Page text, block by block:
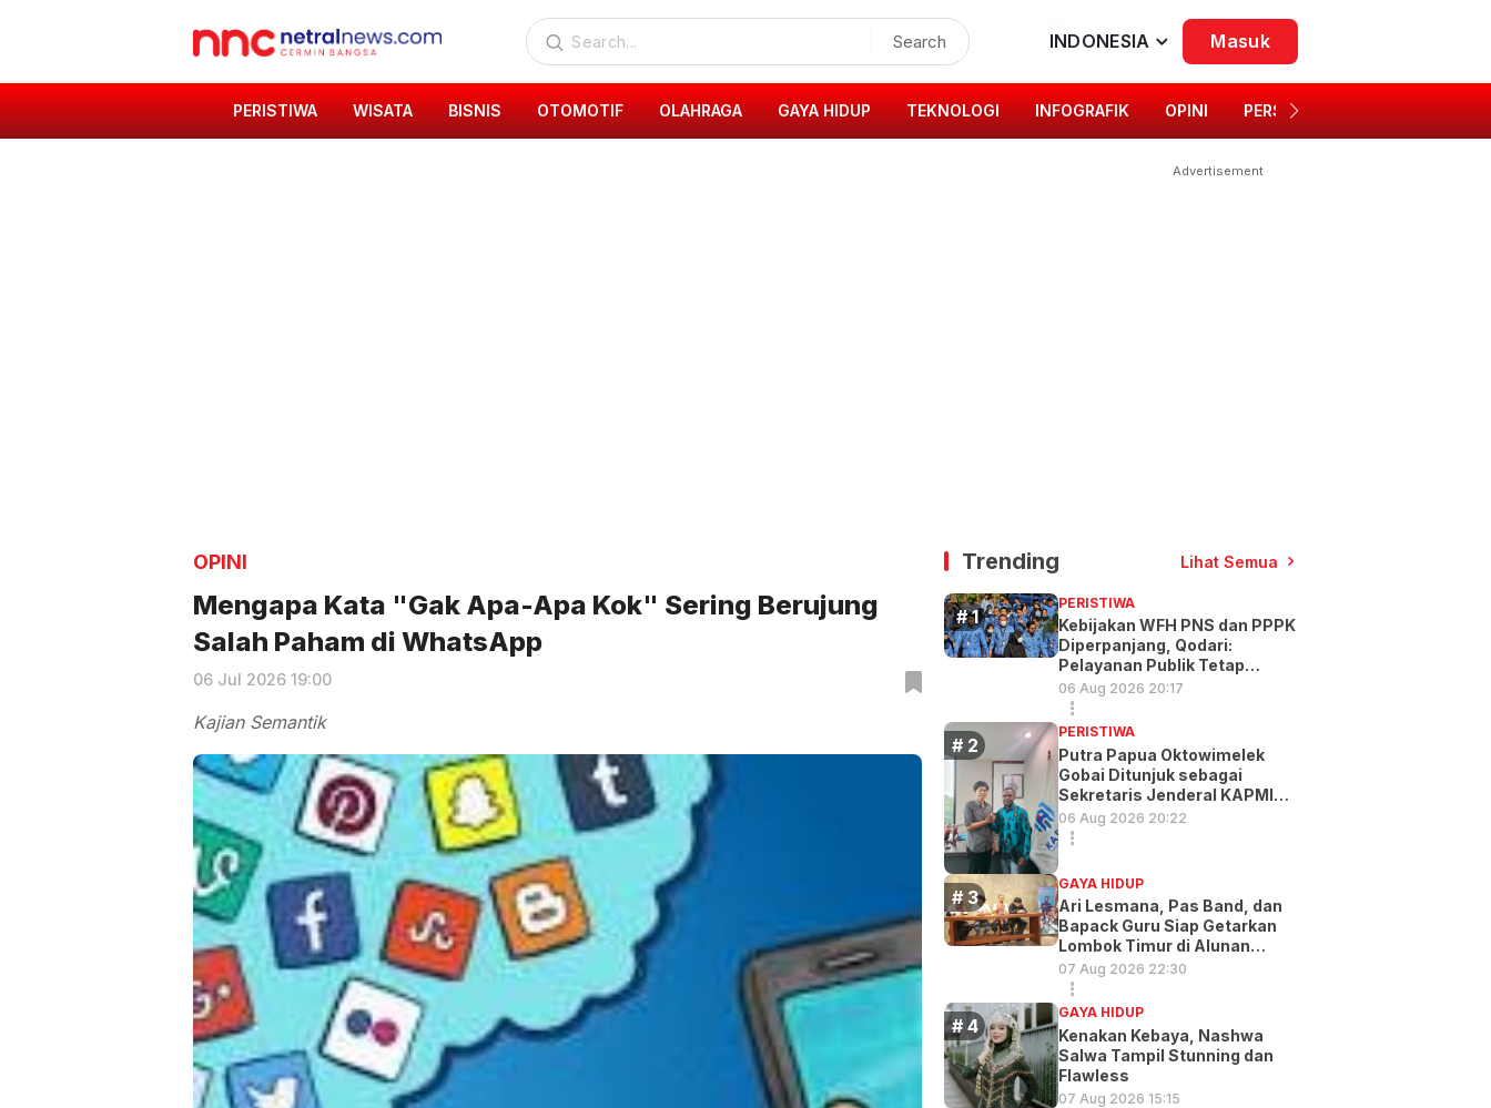
Search INDONESIA Masuk
PERISTIWA WISATA BISNIS OTOMOTIF OLAHRAGA GAYA HIDUP TEKNOLOGI INFOGRAFIK OPINI PERSONA
Advertisement
OPINI
Mengapa Kata "Gak Apa-Apa Kok" Sering Berujung
Salah Paham di WhatsApp
06 Jul 2026 19:00
Kajian Semantik
Trending Lihat Semua
PERISTIWA
Kebijakan WFH PNS dan PPPK
Diperpanjang, Qodari:
Pelayanan Publik Tetap
Optimal
06 Aug 2026 20:17
PERISTIWA
Putra Papua Oktowimelek
Gobai Ditunjuk sebagai
Sekretaris Jenderal KAPMI
PT
06 Aug 2026 20:22
GAYA HIDUP
Ari Lesmana, Pas Band, dan
Bapack Guru Siap Getarkan
Lombok Timur di Alunan
Music Exp
07 Aug 2026 22:30
GAYA HIDUP
Kenakan Kebaya, Nashwa
Salwa Tampil Stunning dan
Flawless
07 Aug 2026 15:15